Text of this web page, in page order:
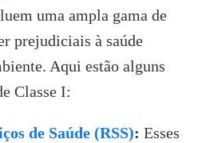
uma ampla gama de
prejudiciais à saúde
Aqui estão alguns
Classe I:
de Saúde (RSS): Esses